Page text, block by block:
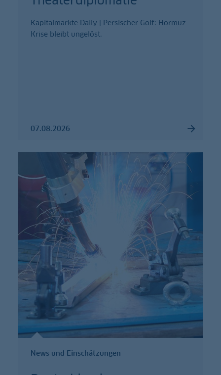
Kapitalmärkte Daily | Persischer Golf: Hormuz-
Krise bleibt ungelöst.
07.08.2026
News und Einschätzungen